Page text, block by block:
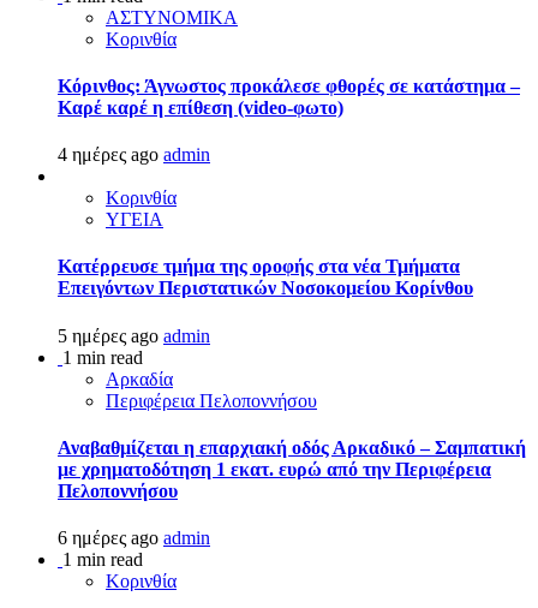
ΑΣΤΥΝΟΜΙΚΑ
Κορινθία
Κόρινθος: Άγνωστος προκάλεσε φθορές σε κατάστημα –
Καρέ καρέ η επίθεση (video-φωτο)
4 ημέρες ago admin
Κορινθία
ΥΓΕΙΑ
Kατέρρευσε τμήμα της οροφής στα νέα Τμήματα
Επειγόντων Περιστατικών Νοσοκομείου Κορίνθου
5 ημέρες ago admin
1 min read
Αρκαδία
Περιφέρεια Πελοποννήσου
Αναβαθμίζεται η επαρχιακή οδός Αρκαδικό – Σαμπατική
με χρηματοδότηση 1 εκατ. ευρώ από την Περιφέρεια
Πελοποννήσου
6 ημέρες ago admin
1 min read
Κορινθία